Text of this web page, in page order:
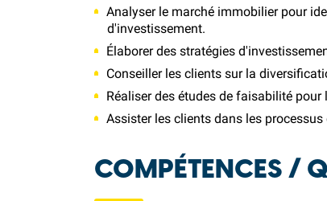
Analyser le marché immobilier pour
d'investissement.
Élaborer des stratégies
Conseiller les clients sur la
Réaliser des études de faisabilité
Assister les clients dans les
COMPÉTENCES /